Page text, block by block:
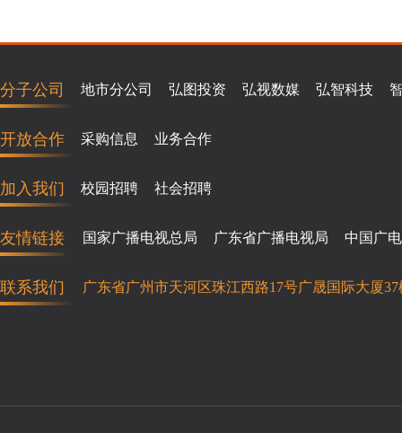
分子公司 地市分公司 弘图投资 弘视数媒 弘智科技
开放合作 采购信息 业务合作
加入我们 校园招聘 社会招聘
友情链接 国家广播电视总局 广东省广播电视局 中国广电
联系我们 广东省广州市天河区珠江西路17号广晟国际大厦37